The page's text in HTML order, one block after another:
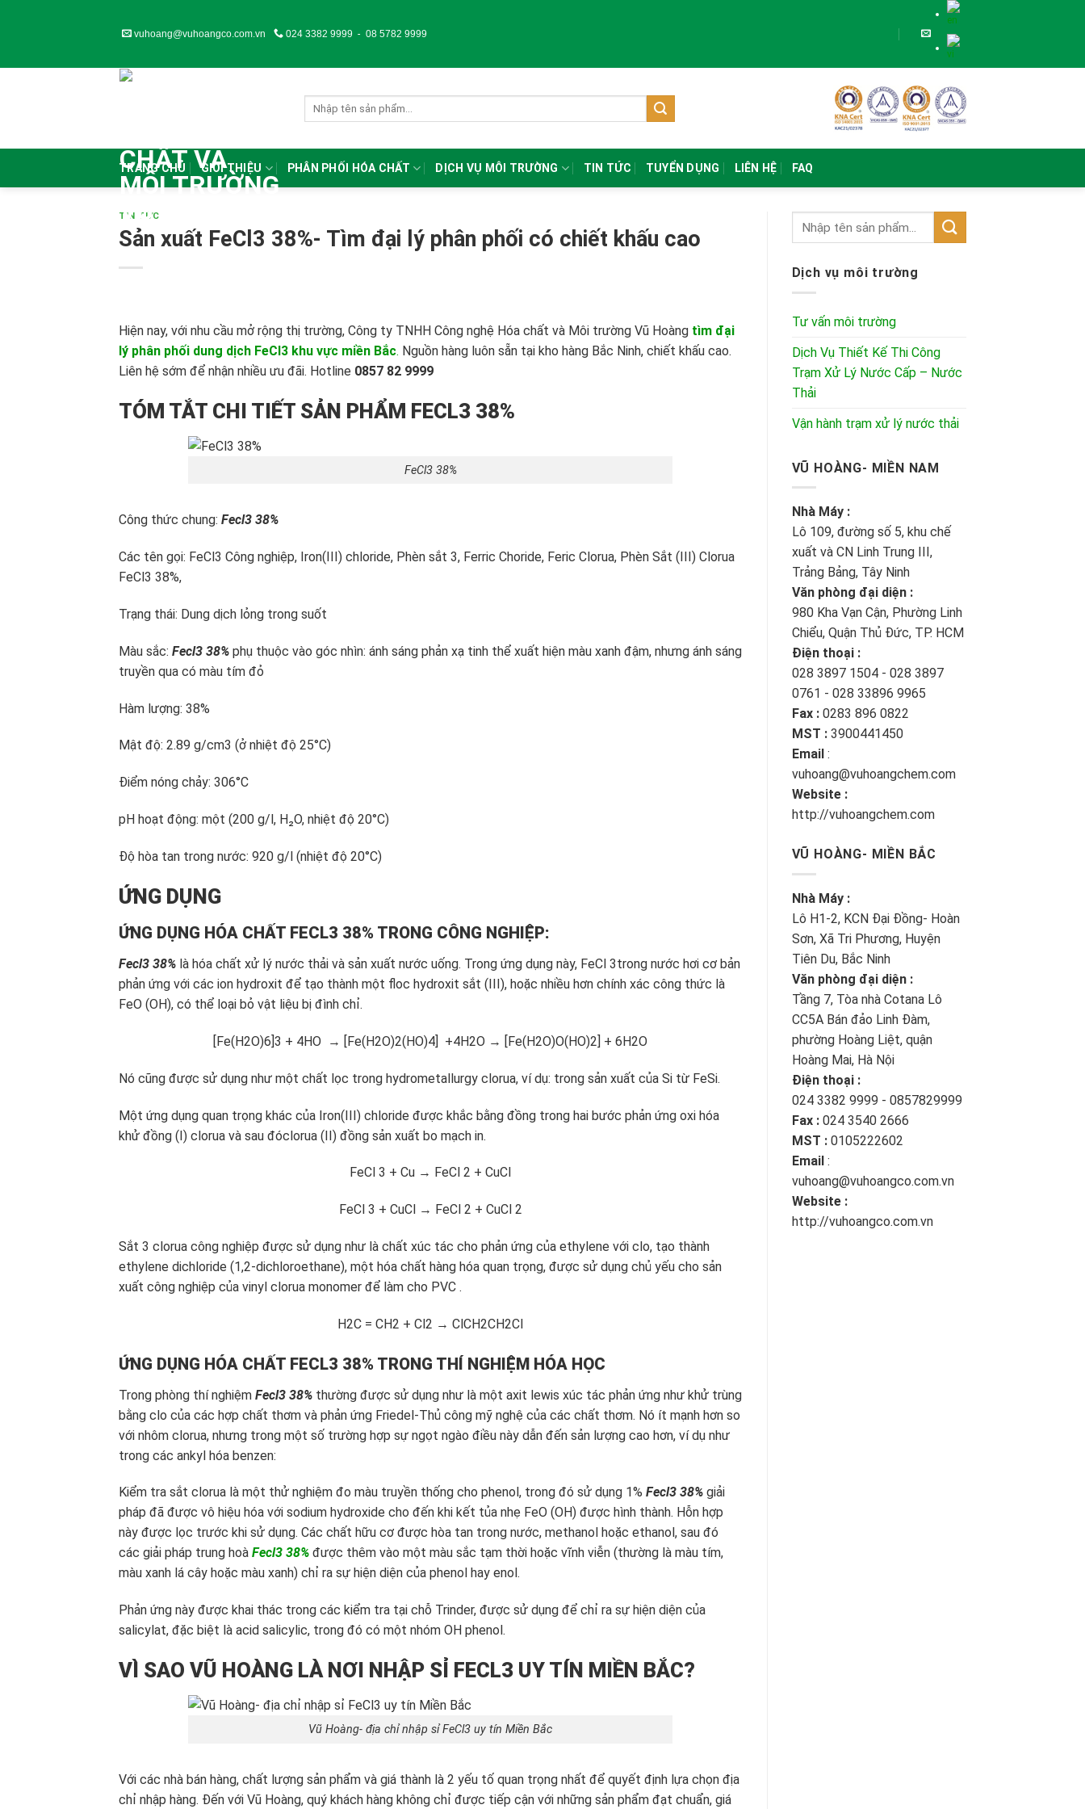
vuhoang@vuhoangco.com.vn 024 3382 9999 - 08 5782 9999
TRANG CHỦ GIỚI THIỆU PHÂN PHỐI HÓA CHẤT DỊCH VỤ MÔI TRƯỜNG TIN TỨC TUYỂN DỤNG LIÊN HỆ FAQ
TIN TỨC
Sản xuất FeCl3 38%- Tìm đại lý phân phối có chiết khấu cao
Hiện nay, với nhu cầu mở rộng thị trường, Công ty TNHH Công nghệ Hóa chất và Môi trường Vũ Hoàng tìm đại
lý phân phối dung dịch FeCl3 khu vực miền Bắc. Nguồn hàng luôn sẵn tại kho hàng Bắc Ninh, chiết khấu cao.
Liên hệ sớm để nhận nhiều ưu đãi. Hotline 0857 82 9999
TÓM TẮT CHI TIẾT SẢN PHẨM FECL3 38%
FeCl3 38%
Công thức chung: Fecl3 38%
Các tên gọi: FeCl3 Công nghiệp, Iron(III) chloride, Phèn sắt 3, Ferric Choride, Feric Clorua, Phèn Sắt (III) Clorua
FeCl3 38%,
Trạng thái: Dung dịch lỏng trong suốt
Màu sắc: Fecl3 38% phụ thuộc vào góc nhìn: ánh sáng phản xạ tinh thể xuất hiện màu xanh đậm, nhưng ánh sáng
truyền qua có màu tím đỏ
Hàm lượng: 38%
Mật độ: 2.89 g/cm3 (ở nhiệt độ 25°C)
Điểm nóng chảy: 306°C
pH hoạt động: một (200 g/l, H₂O, nhiệt độ 20°C)
Độ hòa tan trong nước: 920 g/l (nhiệt độ 20°C)
ỨNG DỤNG
ỨNG DỤNG HÓA CHẤT FECL3 38% TRONG CÔNG NGHIỆP:
Fecl3 38% là hóa chất xử lý nước thải và sản xuất nước uống. Trong ứng dụng này, FeCl 3trong nước hơi cơ bản
phản ứng với các ion hydroxit để tạo thành một floc hydroxit sắt (III), hoặc nhiều hơn chính xác công thức là
FeO (OH), có thể loại bỏ vật liệu bị đình chỉ.
[Fe(H2O)6]3 + 4HO → [Fe(H2O)2(HO)4] +4H2O → [Fe(H2O)O(HO)2] + 6H2O
Nó cũng được sử dụng như một chất lọc trong hydrometallurgy clorua, ví dụ: trong sản xuất của Si từ FeSi.
Một ứng dụng quan trọng khác của Iron(III) chloride được khắc bằng đồng trong hai bước phản ứng oxi hóa
khử đồng (I) clorua và sau đóclorua (II) đồng sản xuất bo mạch in.
FeCl 3 + Cu → FeCl 2 + CuCl
FeCl 3 + CuCl → FeCl 2 + CuCl 2
Sắt 3 clorua công nghiệp được sử dụng như là chất xúc tác cho phản ứng của ethylene với clo, tạo thành
ethylene dichloride (1,2-dichloroethane), một hóa chất hàng hóa quan trọng, được sử dụng chủ yếu cho sản
xuất công nghiệp của vinyl clorua monomer để làm cho PVC .
H2C = CH2 + Cl2 → ClCH2CH2Cl
ỨNG DỤNG HÓA CHẤT FECL3 38% TRONG THÍ NGHIỆM HÓA HỌC
Trong phòng thí nghiệm Fecl3 38% thường được sử dụng như là một axit lewis xúc tác phản ứng như khử trùng
bằng clo của các hợp chất thơm và phản ứng Friedel-Thủ công mỹ nghệ của các chất thơm. Nó ít mạnh hơn so
với nhôm clorua, nhưng trong một số trường hợp sự ngọt ngào điều này dẫn đến sản lượng cao hơn, ví dụ như
trong các ankyl hóa benzen:
Kiểm tra sắt clorua là một thử nghiệm đo màu truyền thống cho phenol, trong đó sử dụng 1% Fecl3 38% giải
pháp đã được vô hiệu hóa với sodium hydroxide cho đến khi kết tủa nhẹ FeO (OH) được hình thành. Hỗn hợp
này được lọc trước khi sử dụng. Các chất hữu cơ được hòa tan trong nước, methanol hoặc ethanol, sau đó
các giải pháp trung hoà Fecl3 38% được thêm vào một màu sắc tạm thời hoặc vĩnh viễn (thường là màu tím,
màu xanh lá cây hoặc màu xanh) chỉ ra sự hiện diện của phenol hay enol.
Phản ứng này được khai thác trong các kiểm tra tại chỗ Trinder, được sử dụng để chỉ ra sự hiện diện của
salicylat, đặc biệt là acid salicylic, trong đó có một nhóm OH phenol.
VÌ SAO VŨ HOÀNG LÀ NƠI NHẬP SỈ FECL3 UY TÍN MIỀN BẮC?
Vũ Hoàng- địa chỉ nhập sỉ FeCl3 uy tín Miền Bắc
Với các nhà bán hàng, chất lượng sản phẩm và giá thành là 2 yếu tố quan trọng nhất để quyết định lựa chọn địa
chỉ nhập hàng. Đến với Vũ Hoàng, quý khách hàng không chỉ được tiếp cận với những sản phẩm đạt chuẩn, giá
Dịch vụ môi trường
Tư vấn môi trường
Dịch Vụ Thiết Kế Thi Công
Trạm Xử Lý Nước Cấp – Nước
Thải
Vận hành trạm xử lý nước thải
VŨ HOÀNG- MIỀN NAM
Nhà Máy :
Lô 109, đường số 5, khu chế
xuất và CN Linh Trung III,
Trảng Bảng, Tây Ninh
Văn phòng đại diện :
980 Kha Vạn Cận, Phường Linh
Chiểu, Quận Thủ Đức, TP. HCM
Điện thoại :
028 3897 1504 - 028 3897
0761 - 028 33896 9965
Fax : 0283 896 0822
MST : 3900441450
Email :
vuhoang@vuhoangchem.com
Website :
http://vuhoangchem.com
VŨ HOÀNG- MIỀN BẮC
Nhà Máy :
Lô H1-2, KCN Đại Đồng- Hoàn
Sơn, Xã Tri Phương, Huyện
Tiên Du, Bắc Ninh
Văn phòng đại diện :
Tầng 7, Tòa nhà Cotana Lô
CC5A Bán đảo Linh Đàm,
phường Hoàng Liệt, quận
Hoàng Mai, Hà Nội
Điện thoại :
024 3382 9999 - 0857829999
Fax : 024 3540 2666
MST : 0105222602
Email :
vuhoang@vuhoangco.com.vn
Website :
http://vuhoangco.com.vn